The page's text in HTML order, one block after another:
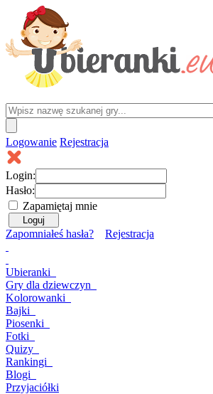
Logowanie Rejestracja
Login:
Hasło:
Zapamiętaj mnie
Zapomniałeś hasła? Rejestracja
Ubieranki
Gry dla dziewczyn
Kolorowanki
Bajki
Piosenki
Fotki
Quizy
Rankingi
Blogi
Przyjaciółki